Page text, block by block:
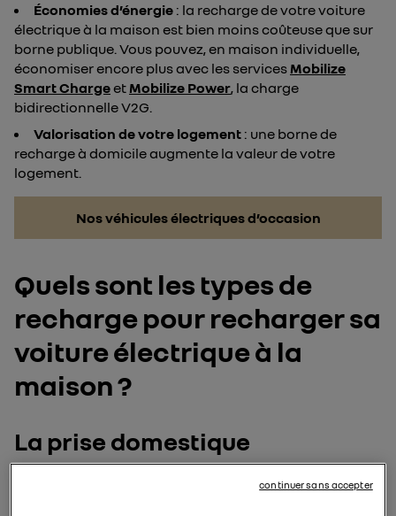
Économies d’énergie : la recharge de votre voiture
électrique à la maison est bien moins coûteuse que sur
borne publique. Vous pouvez, en maison individuelle,
économiser encore plus avec les servicesMobilize
Smart ChargeetMobilize Power, la charge
bidirectionnelle V2G.
Valorisation de votre logement : une borne de
recharge à domicile augmente la valeur de votre
logement.
Nos véhicules électriques d’occasion
Quels sont les types de
recharge pour recharger sa
voiture électrique à la
maison ?
La prise domestique
Il s’agit de la prise électrique standard que l’on trouve
continuer sans accepter